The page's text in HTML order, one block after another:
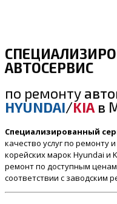
АВТОСЕРВИС
по ремонту
HYUNDAI/KIA в
Специализированный
качество услуг по ремонту
корейских марок Hyundai и
ремонт по доступным
соответствии с заводским